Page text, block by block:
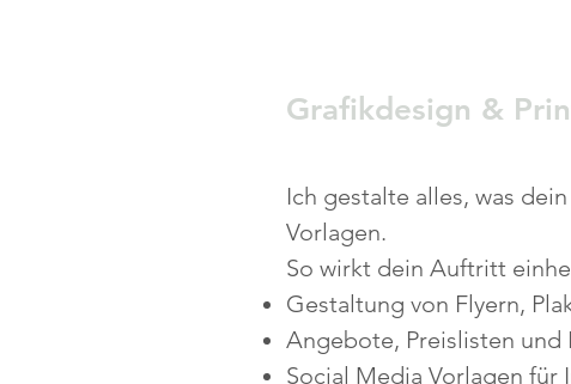
Grafikdesign &
Ich gestalte alles, was
Vorlagen.
So wirkt dein Auftritt
Gestaltung von Flyern,
Angebote, Preislisten und
Social Media Vorlagen für